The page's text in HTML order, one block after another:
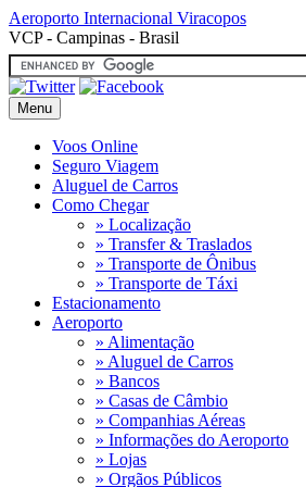
Aeroporto Internacional Viracopos
VCP - Campinas - Brasil
Menu
Voos Online
Seguro Viagem
Aluguel de Carros
Como Chegar
» Localização
» Transfer & Traslados
» Transporte de Ônibus
» Transporte de Táxi
Estacionamento
Aeroporto
» Alimentação
» Aluguel de Carros
» Bancos
» Casas de Câmbio
» Companhias Aéreas
» Informações do Aeroporto
» Lojas
» Orgãos Públicos